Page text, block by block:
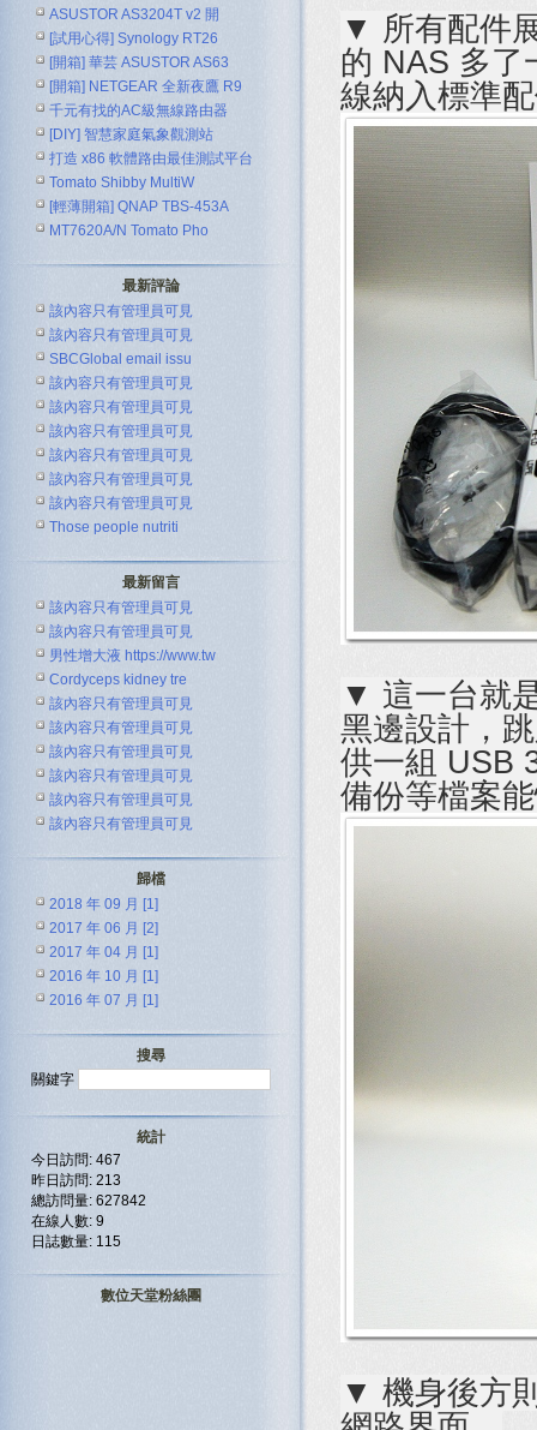
▼ 所有配件
的 NAS 多了
線納入標準
▼ 這一台就
黑邊設計，
供一組 USB
備份等檔案
▼ 機身後方
ASUSTOR AS3204T v2 開
[試用心得] Synology RT26
[開箱] 華芸 ASUSTOR AS63
[開箱] NETGEAR 全新夜鷹 R9
千元有找的AC級無線路由器
ASUS R
[DIY] 智慧家庭氣象觀測站
打造 x86 軟體路由最佳測試平台
Tomato Shibby MultiW
[輕薄開箱] QNAP TBS-453A
MT7620A/N Tomato Pho
最新評論
該內容只有管理員可見
該內容只有管理員可見
SBCGlobal email issu
該內容只有管理員可見
該內容只有管理員可見
該內容只有管理員可見
該內容只有管理員可見
該內容只有管理員可見
該內容只有管理員可見
Those people nutriti
最新留言
該內容只有管理員可見
該內容只有管理員可見
男性增大液 https://www.tw
Cordyceps kidney tre
該內容只有管理員可見
該內容只有管理員可見
該內容只有管理員可見
該內容只有管理員可見
該內容只有管理員可見
該內容只有管理員可見
歸檔
2018 年 09 月 [1]
2017 年 06 月 [2]
2017 年 04 月 [1]
2016 年 10 月 [1]
2016 年 07 月 [1]
搜尋
關鍵字
統計
今日訪問: 467
昨日訪問: 213
總訪問量: 627842
在線人數: 9
日誌數量: 115
數位天堂粉絲團